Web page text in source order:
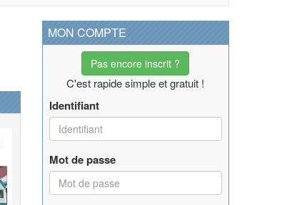
MON COMPTE
Pas encore inscrit ?
C'est rapide simple et gratuit !
Identifiant
Mot de passe